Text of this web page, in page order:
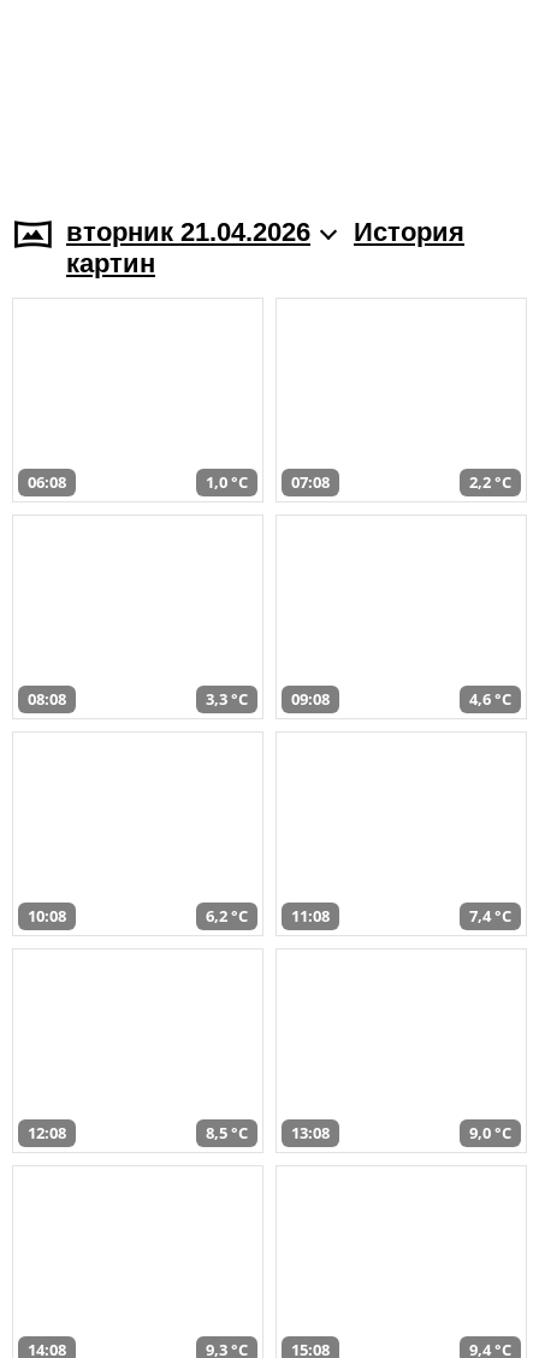
вторник 21.04.2026
История
картин
06:08 1,0 °C 07:08 2,2 °C
08:08 3,3 °C 09:08 4,6 °C
10:08 6,2 °C 11:08 7,4 °C
12:08 8,5 °C 13:08 9,0 °C
14:08 9,3 °C 15:08 9,4 °C